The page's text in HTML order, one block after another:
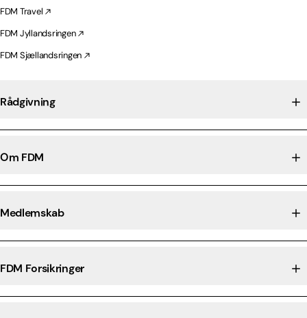
FDM Travel
FDM Jyllandsringen
FDM Sjællandsringen
Rådgivning
Om FDM
Medlemskab
FDM Forsikringer